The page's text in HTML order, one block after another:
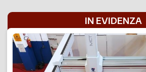
IN EVIDENZA